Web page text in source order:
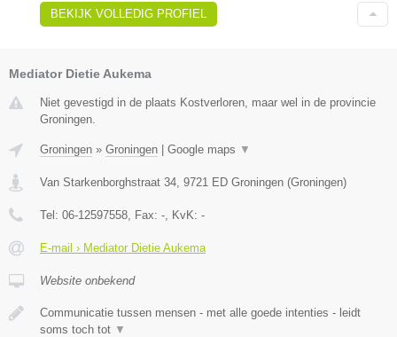
BEKIJK VOLLEDIG PROFIEL
Mediator Dietie Aukema
Niet gevestigd in de plaats Kostverloren, maar wel in de provincie
Groningen.
Groningen » Groningen Google maps ▼
Van Starkenborghstraat 34 9721 ED Groningen (Groningen)
Tel: 06-12597558 , Fax: - , KvK: -
E-mail › Mediator Dietie Aukema
Website onbekend
Communicatie tussen mensen - met alle goede intenties - leidt
soms toch tot ▼